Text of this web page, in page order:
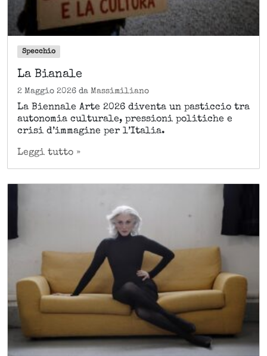
Specchio
La Bianale
2 Maggio 2026 da Massimiliano
La Biennale Arte 2026 diventa un pasticcio tra
autonomia culturale, pressioni politiche e
crisi d’immagine per l’Italia.
Leggi tutto »